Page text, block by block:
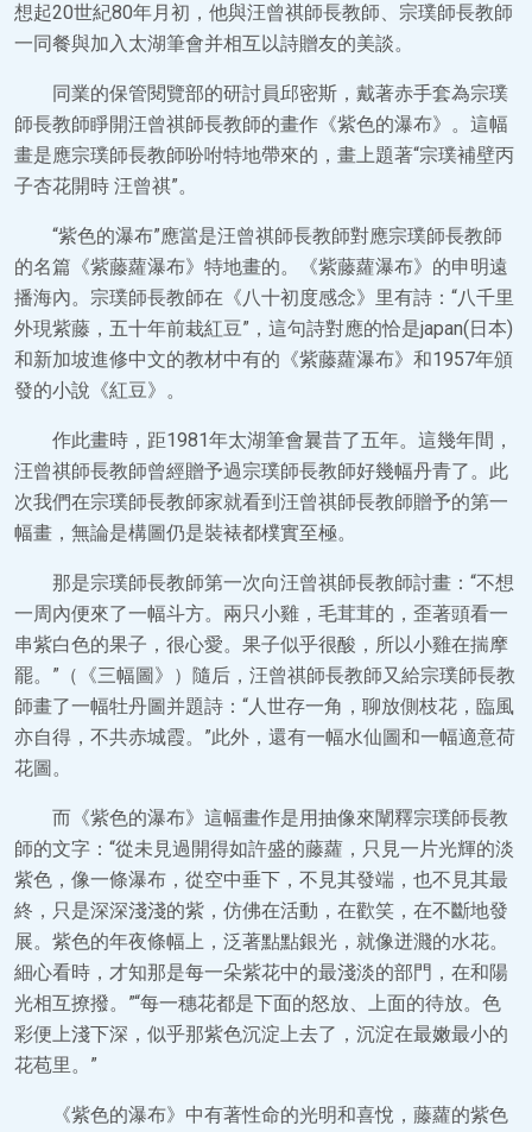
想起20世紀80年月初，他與汪曾祺師長教師、宗璞師長教師
一同餐與加入太湖筆會并相互以詩贈友的美談。
同業的保管閱覽部的研討員邱密斯，戴著赤手套為宗璞
師長教師睜開汪曾祺師長教師的畫作《紫色的瀑布》。這幅
畫是應宗璞師長教師吩咐特地帶來的，畫上題著“宗璞補壁丙
子杏花開時 汪曾祺”。
“紫色的瀑布”應當是汪曾祺師長教師對應宗璞師長教師
的名篇《紫藤蘿瀑布》特地畫的。《紫藤蘿瀑布》的申明遠
播海內。宗璞師長教師在《八十初度感念》里有詩：“八千里
外現紫藤，五十年前栽紅豆”，這句詩對應的恰是japan(日本)
和新加坡進修中文的教材中有的《紫藤蘿瀑布》和1957年頒
發的小說《紅豆》。
作此畫時，距1981年太湖筆會曩昔了五年。這幾年間，
汪曾祺師長教師曾經贈予過宗璞師長教師好幾幅丹青了。此
次我們在宗璞師長教師家就看到汪曾祺師長教師贈予的第一
幅畫，無論是構圖仍是裝裱都樸實至極。
那是宗璞師長教師第一次向汪曾祺師長教師討畫：“不想
一周內便來了一幅斗方。兩只小雞，毛茸茸的，歪著頭看一
串紫白色的果子，很心愛。果子似乎很酸，所以小雞在揣摩
罷。”（《三幅圖》）隨后，汪曾祺師長教師又給宗璞師長教
師畫了一幅牡丹圖并題詩：“人世存一角，聊放側枝花，臨風
亦自得，不共赤城霞。”此外，還有一幅水仙圖和一幅適意荷
花圖。
而《紫色的瀑布》這幅畫作是用抽像來闡釋宗璞師長教
師的文字：“從未見過開得如許盛的藤蘿，只見一片光輝的淡
紫色，像一條瀑布，從空中垂下，不見其發端，也不見其最
終，只是深深淺淺的紫，仿佛在活動，在歡笑，在不斷地發
展。紫色的年夜條幅上，泛著點點銀光，就像迸濺的水花。
細心看時，才知那是每一朵紫花中的最淺淡的部門，在和陽
光相互撩撥。”“每一穗花都是下面的怒放、上面的待放。色
彩便上淺下深，似乎那紫色沉淀上去了，沉淀在最嫩最小的
花苞里。”
《紫色的瀑布》中有著性命的光明和喜悅，藤蘿的紫色